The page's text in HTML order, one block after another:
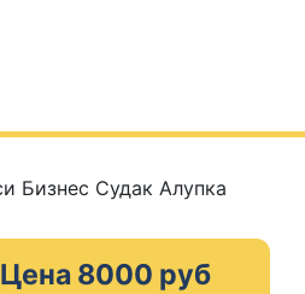
Цена 8000 руб